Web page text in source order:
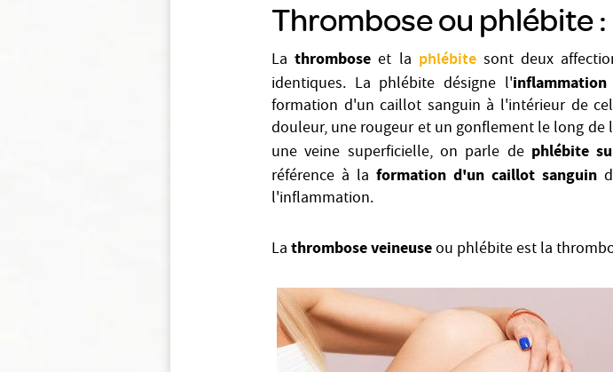
Thrombose ou phlébite
Lathrombose et la phlébitesont deux
identiques. La phlébite désigne l'
formation d'un caillot sanguin à l'intérieur de
douleur, une rougeur et un gonflement le long
une veine superficielle, on parle de phlébite
référence à la formation d'un caillot sanguin
l'inflammation.
La thrombose veineuseou phlébite est la